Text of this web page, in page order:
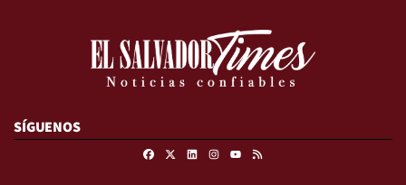
SÍGUENOS
FacebookLinkedinInstagram